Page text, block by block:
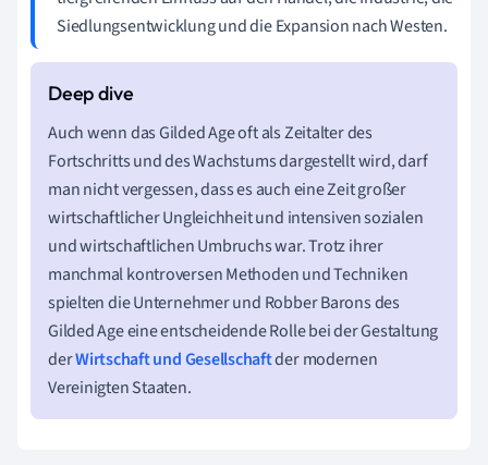
Siedlungsentwicklung und die Expansion nach Westen.
Auch wenn das Gilded Age oft als Zeitalter des
Fortschritts und des Wachstums dargestellt wird, darf
man nicht vergessen, dass es auch eine Zeit großer
wirtschaftlicher Ungleichheit und intensiven sozialen
und wirtschaftlichen Umbruchs war. Trotz ihrer
manchmal kontroversen Methoden und Techniken
spielten die Unternehmer und Robber Barons des
Gilded Age eine entscheidende Rolle bei der Gestaltung
derWirtschaft und Gesellschaftder modernen
Vereinigten Staaten.